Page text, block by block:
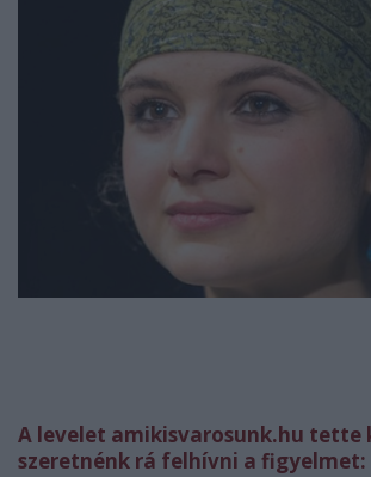
A levelet amikisvarosunk.hu tette
szeretnénk rá felhívni a figyelmet: